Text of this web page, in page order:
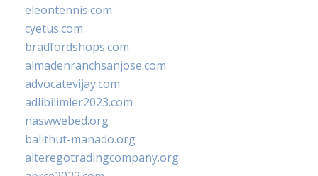
eleontennis.com
cyetus.com
bradfordshops.com
almadenranchsanjose.com
advocatevijay.com
adlibilimler2023.com
naswwebed.org
balithut-manado.org
alteregotradingcompany.org